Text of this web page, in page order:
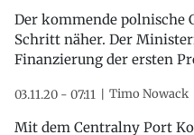
Der kommende polnische
Schritt näher. Der
Finanzierung der ersten
03.11.20 - 07:11 Timo Nowack
Mit dem Centralny Port